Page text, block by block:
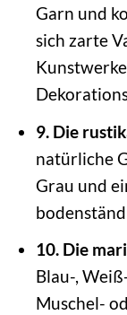
Garn und
sich zarte
9. Die
natürliche
Grau und
10. Die
Blau-,
Muschel-